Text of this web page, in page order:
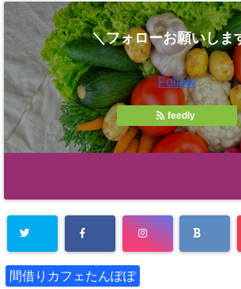
＼フォローお願いしま
Follow
feedly
間借りカフェたんぽぽ